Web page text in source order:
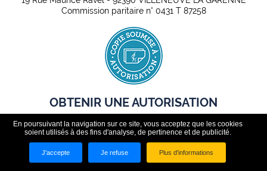
En poursuivant la navigation sur ce site, vous acceptez que les cookies
soient utilisés à des fins d'analyse, de pertinence et de publicité.
J'accepte Je refuse Plus d'informations
ABONNEZ VOUS
Commission paritaire n° 0431 T 87258
OBTENIR UNE AUTORISATION
Pour pouvoir rediffuser légalement des contenus presse dans
un cadre professionnel, toute organisation doit au préalable
disposer d'une autorisation.